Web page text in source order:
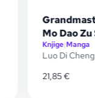
Mo Dao
Knjige|Manga
Luo Di
21,85€